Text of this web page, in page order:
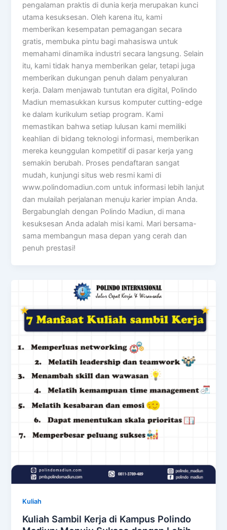
pengalaman praktis di dunia kerja merupakan kunci
utama kesuksesan. Oleh karena itu, kami
memberikan kesempatan pemagangan secara
gratis, membuka pintu bagi mahasiswa untuk
memahami dinamika industri secara langsung. Selain
itu, kami tidak hanya memberikan gelar, tetapi juga
memberikan dukungan penuh dalam penyaluran
kerja. Dalam menjawab tuntutan era digital, Polindo
Madiun memasukkan kursus komputer cutting-edge
ke dalam kurikulum setiap program. Kami
memastikan bahwa setiap lulusan kami memiliki
keahlian di bidang teknologi informasi, memberikan
mereka keunggulan kompetitif di pasar kerja yang
semakin berubah. Proses pendaftaran sangat
mudah, kunjungi situs web resmi kami di
www.polindomadiun.com untuk informasi lebih lanjut
dan mulailah perjalanan menuju karier impian Anda.
Bergabunglah dengan Polindo Madiun, di mana
kesuksesan Anda adalah misi kami. Mari bersama-
sama membangun masa depan yang cerah dan
penuh prestasi!
Kuliah
Kuliah Sambil Kerja di Kampus Polindo